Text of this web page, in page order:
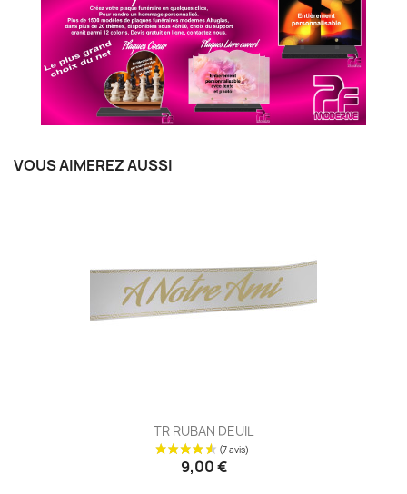
VOUS AIMEREZ AUSSI
TR RUBAN DEUIL
9,00 €